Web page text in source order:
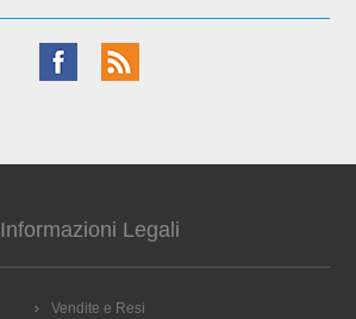
Informazioni Legali
Vendite e Resi